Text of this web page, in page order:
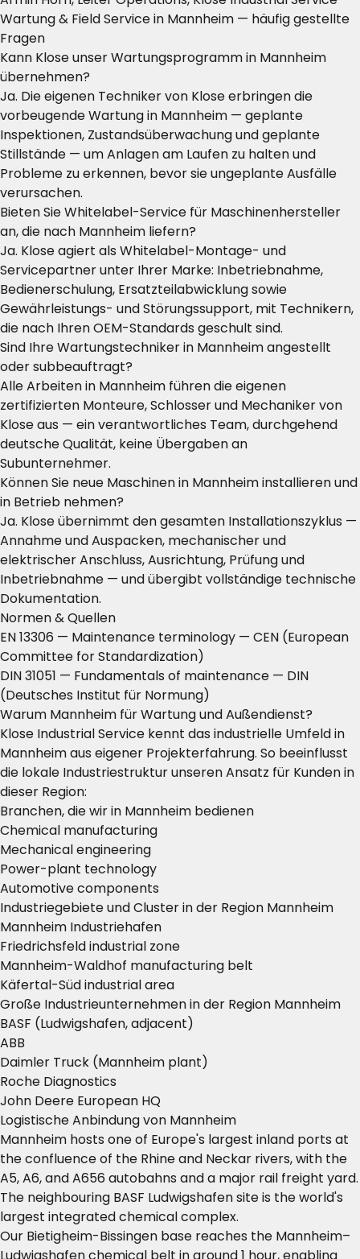
Wartung & Field Service in Mannheim — häufig gestellte
Fragen
Kann Klose unser Wartungsprogramm in Mannheim
übernehmen?
Ja. Die eigenen Techniker von Klose erbringen die
vorbeugende Wartung in Mannheim — geplante
Inspektionen, Zustandsüberwachung und geplante
Stillstände — um Anlagen am Laufen zu halten und
Probleme zu erkennen, bevor sie ungeplante Ausfälle
verursachen.
Bieten Sie Whitelabel-Service für Maschinenhersteller
an, die nach Mannheim liefern?
Ja. Klose agiert als Whitelabel-Montage- und
Servicepartner unter Ihrer Marke: Inbetriebnahme,
Bedienerschulung, Ersatzteilabwicklung sowie
Gewährleistungs- und Störungssupport, mit Technikern,
die nach Ihren OEM-Standards geschult sind.
Sind Ihre Wartungstechniker in Mannheim angestellt
oder subbeauftragt?
Alle Arbeiten in Mannheim führen die eigenen
zertifizierten Monteure, Schlosser und Mechaniker von
Klose aus — ein verantwortliches Team, durchgehend
deutsche Qualität, keine Übergaben an
Subunternehmer.
Können Sie neue Maschinen in Mannheim installieren und
in Betrieb nehmen?
Ja. Klose übernimmt den gesamten Installationszyklus —
Annahme und Auspacken, mechanischer und
elektrischer Anschluss, Ausrichtung, Prüfung und
Inbetriebnahme — und übergibt vollständige technische
Dokumentation.
Normen & Quellen
EN 13306 — Maintenance terminology — CEN (European
Committee for Standardization)
DIN 31051 — Fundamentals of maintenance — DIN
(Deutsches Institut für Normung)
Warum Mannheim für Wartung und Außendienst?
Klose Industrial Service kennt das industrielle Umfeld in
Mannheim aus eigener Projekterfahrung. So beeinflusst
die lokale Industriestruktur unseren Ansatz für Kunden in
dieser Region:
Branchen, die wir in Mannheim bedienen
Chemical manufacturing
Mechanical engineering
Power-plant technology
Automotive components
Industriegebiete und Cluster in der Region Mannheim
Mannheim Industriehafen
Friedrichsfeld industrial zone
Mannheim-Waldhof manufacturing belt
Käfertal-Süd industrial area
Große Industrieunternehmen in der Region Mannheim
BASF (Ludwigshafen, adjacent)
ABB
Daimler Truck (Mannheim plant)
Roche Diagnostics
John Deere European HQ
Logistische Anbindung von Mannheim
Mannheim hosts one of Europe's largest inland ports at
the confluence of the Rhine and Neckar rivers, with the
A5, A6, and A656 autobahns and a major rail freight yard.
The neighbouring BASF Ludwigshafen site is the world's
largest integrated chemical complex.
Our Bietigheim-Bissingen base reaches the Mannheim–